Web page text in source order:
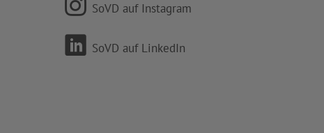
SoVD auf Instagram
SoVD auf LinkedIn